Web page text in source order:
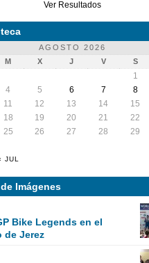
Ver Resultados
AGOSTO 2026
M X J V S
JUL
1
4 5 6 7 8
11 12 13 14 15
18 19 20 21 22
25 26 27 28 29
Imágenes
Bike Legends en el
de Jerez